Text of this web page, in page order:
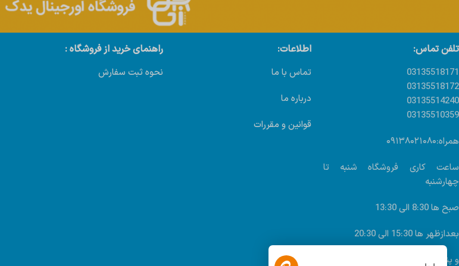
تلفن تماس:
03135518171
03135518172
03135514240
03135510359
همراه:۰۹۱۳۸۰۲۱۰۸۰
ساعت کاری فروشگاه شنبه تا
چهارشنبه
صبح ها 8:30 الی 13:30
بعدازظهر ها 15:30 الی 20:30
و پنجشنبه ها: 8:30 الی 13:30
اطلاعات:
تماس با ما
درباره ما
قوانین و مقررات
راهنمای خرید از فروشگاه :
نحوه ثبت سفارش